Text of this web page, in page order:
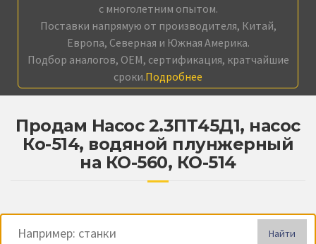
с многолетним опытом.
Поставки напрямую от производителя, Китай,
Европа, Северная и Южная Америка.
Подбор аналогов, OEM, сертификация, кратчайшие
сроки.Подробнее
Продам Насос 2.3ПТ45Д1, насос
Ко-514, водяной плунжерный
на КО-560, КО-514
Найти